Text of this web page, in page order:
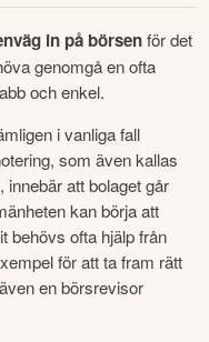
in på börsen för det
genomgå en ofta
och enkel.
i vanliga fall
som även kallas
innebär att bolaget går
kan börja att
behövs ofta hjälp från
för att ta fram rätt
en börsrevisor